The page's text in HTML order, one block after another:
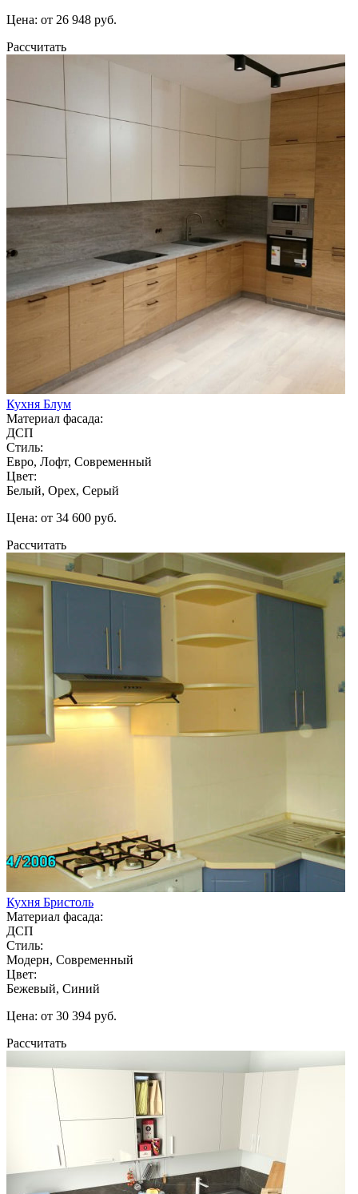
Цена: от 26 948 руб.
Рассчитать
Кухня Блум
Материал фасада:
ДСП
Стиль:
Евро, Лофт, Современный
Цвет:
Белый, Орех, Серый
Цена: от 34 600 руб.
Рассчитать
Кухня Бристоль
Материал фасада:
ДСП
Стиль:
Модерн, Современный
Цвет:
Бежевый, Синий
Цена: от 30 394 руб.
Рассчитать